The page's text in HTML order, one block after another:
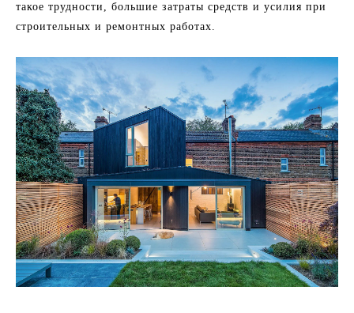
такое трудности, большие затраты средств и усилия при
строительных и ремонтных работах.